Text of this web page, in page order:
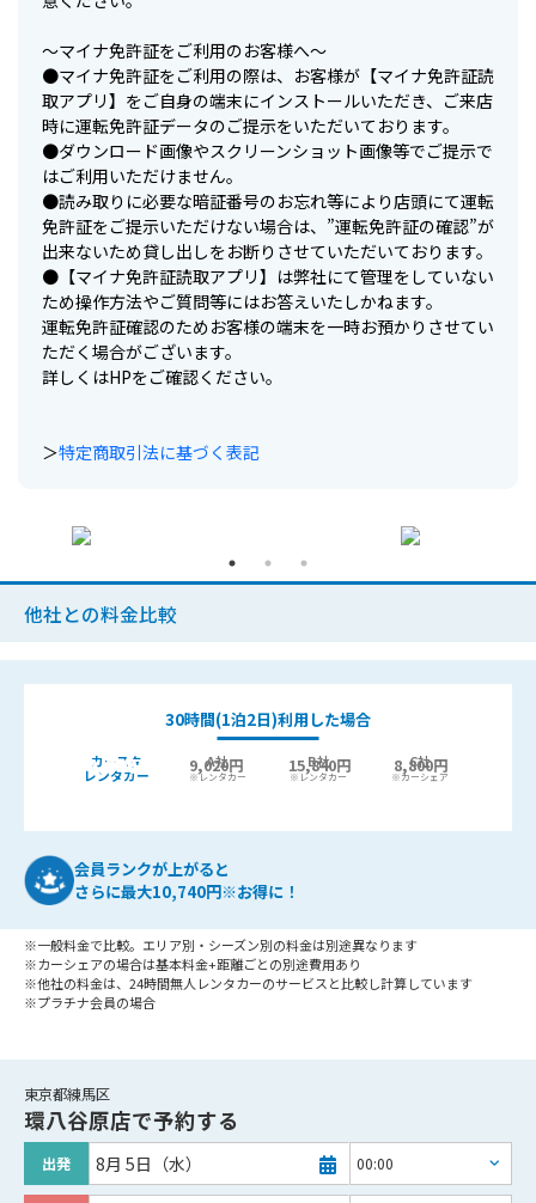
～マイナ免許証をご利用のお客様へ～
●マイナ免許証をご利用の際は、お客様が【マイナ免許証読
取アプリ】をご自身の端末にインストールいただき、ご来店
時に運転免許証データのご提示をいただいております。
●ダウンロード画像やスクリーンショット画像等でご提示で
はご利用いただけません。
●読み取りに必要な暗証番号のお忘れ等により店頭にて運転
免許証をご提示いただけない場合は、”運転免許証の確認”が
出来ないため貸し出しをお断りさせていただいております。
●【マイナ免許証読取アプリ】は弊社にて管理をしていない
ため操作方法やご質問等にはお答えいたしかねます。
運転免許証確認のためお客様の端末を一時お預かりさせてい
ただく場合がございます。
詳しくはHPをご確認ください。
＞特定商取引法に基づく表記
他社との料金比較
30時間(1泊2日)利用した場合
最大9,440円お得!
6,400円 9,020円 15,840円 8,800円
カースタ
レンタカー
A社
※レンタカー
B社
※レンタカー
C社
※カーシェア
会員ランクが上がると
さらに最大10,740円※お得に！
※一般料金で比較。エリア別・シーズン別の料金は別途異なります
※カーシェアの場合は基本料金+距離ごとの別途費用あり
※他社の料金は、24時間無人レンタカーのサービスと比較し計算しています
※プラチナ会員の場合
東京都練馬区
環八谷原店で予約する
出発 8月 5日（水）